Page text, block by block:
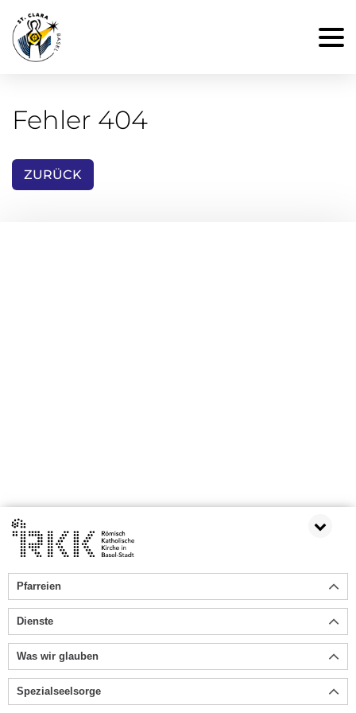
Fehler 404
ZURÜCK
Pfarreien
Dienste
Was wir glauben
Spezialseelsorge